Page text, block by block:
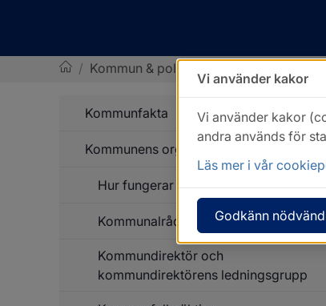
/ Kommun & politik
Kommunfakta
Kommunens organisation
Hur fungerar en kommun?
Kommunalråd och oppositionsråd
Kommundirektör och
kommundirektörens ledningsgrupp
Vi använder kakor
Vi använder kakor
andra används för
Läs mer i vår
Godkänn